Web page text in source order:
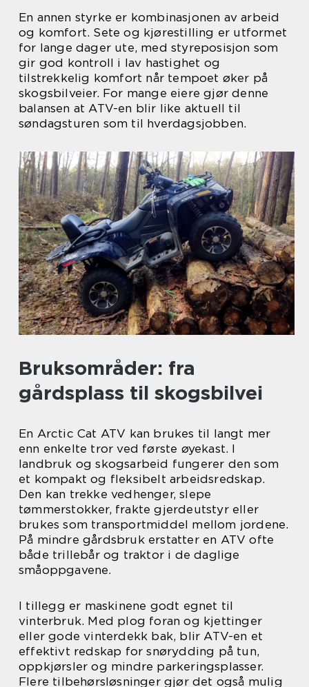
En annen styrke er kombinasjonen av arbeid
og komfort. Sete og kjørestilling er utformet
for lange dager ute, med styreposisjon som
gir god kontroll i lav hastighet og
tilstrekkelig komfort når tempoet øker på
skogsbilveier. For mange eiere gjør denne
balansen at ATV-en blir like aktuell til
søndagsturen som til hverdagsjobben.
Bruksområder: fra
gårdsplass til skogsbilvei
En Arctic Cat ATV kan brukes til langt mer
enn enkelte tror ved første øyekast. I
landbruk og skogsarbeid fungerer den som
et kompakt og fleksibelt arbeidsredskap.
Den kan trekke vedhenger, slepe
tømmerstokker, frakte gjerdeutstyr eller
brukes som transportmiddel mellom jordene.
På mindre gårdsbruk erstatter en ATV ofte
både trillebår og traktor i de daglige
småoppgavene.
I tillegg er maskinene godt egnet til
vinterbruk. Med plog foran og kjettinger
eller gode vinterdekk bak, blir ATV-en et
effektivt redskap for snørydding på tun,
oppkjørsler og mindre parkeringsplasser.
Flere tilbehørsløsninger gjør det også mulig